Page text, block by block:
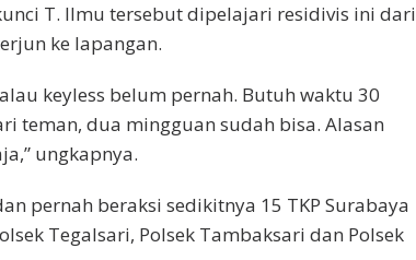
T. Ilmu tersebut dipelajari residivis ini dari
ke lapangan.
keyless belum pernah. Butuh waktu 30
teman, dua mingguan sudah bisa. Alasan
ungkapnya.
pernah beraksi sedikitnya 15 TKP Surabaya
Tegalsari, Polsek Tambaksari dan Polsek